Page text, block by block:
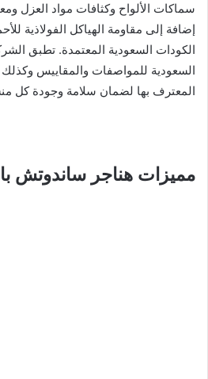
سماكات الألواح وكثافات مواد العزل
إضافة إلى مقاومة الهياكل الفولاذية
الكودات السعودية المعتمدة. تطبق
السعودية للمواصفات والمقاييس وكذلك
المعترف بها لضمان سلامة وجودة كل
مميزات هناجر ساندوتش